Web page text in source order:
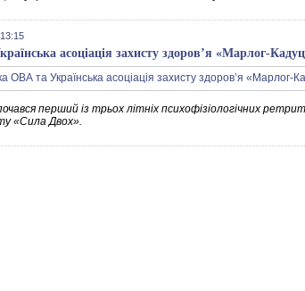
асоціація захисту здоров’я «Марлог-
перший із трьох літніх психофізіологічних
«Сила Двох».